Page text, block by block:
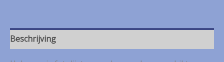
Beschrijving